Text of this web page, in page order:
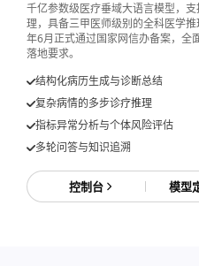
千亿参数级医疗垂域大语言模型，
理，具备三甲医师级别的全科医学
年6月正式通过国家网信办备案，全
落地要求。
结构化病历生成与诊断总结
复杂病情的多步诊疗推理
指标异常分析与个体风险评估
多轮问答与知识追溯
控制台 模型